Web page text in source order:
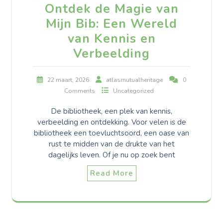
Ontdek de Magie van
Mijn Bib: Een Wereld
van Kennis en
Verbeelding
22 maart, 2026 atlasmutualheritage
0
Comments
Uncategorized
De bibliotheek, een plek van kennis,
verbeelding en ontdekking. Voor velen is de
bibliotheek een toevluchtsoord, een oase van
rust te midden van de drukte van het
dagelijks leven. Of je nu op zoek bent
Read More